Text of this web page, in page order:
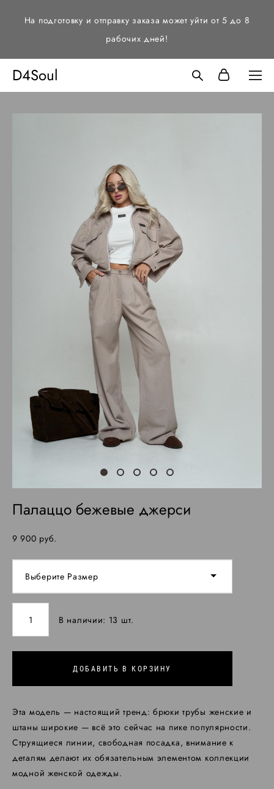
На подготовку и отправку заказа может уйти от 5 до 8
рабочих дней!
D4Soul
Палаццо бежевые джерси
9 900 pуб.
Выберите Размер
В наличии: 13 шт.
ДОБАВИТЬ В КОРЗИНУ
Эта модель — настоящий тренд: брюки трубы женские и
штаны широкие — всё это сейчас на пике популярности.
Струящиеся линии, свободная посадка, внимание к
деталям делают их обязательным элементом коллекции
модной женской одежды.